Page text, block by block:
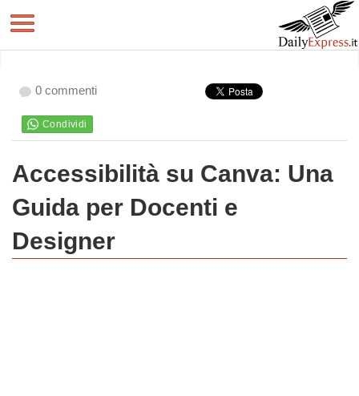
0 commenti
Accessibilità su Canva: Una
Guida per Docenti e
Designer